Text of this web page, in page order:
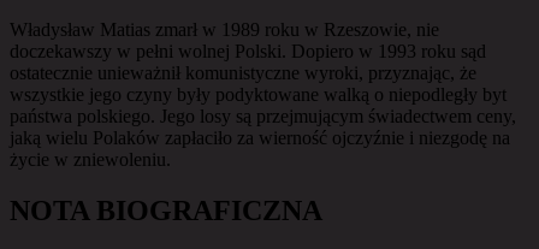
Władysław Matias zmarł w 1989 roku w Rzeszowie, nie
doczekawszy w pełni wolnej Polski. Dopiero w 1993 roku sąd
ostatecznie unieważnił komunistyczne wyroki, przyznając, że
wszystkie jego czyny były podyktowane walką o niepodległy byt
państwa polskiego. Jego losy są przejmującym świadectwem ceny,
jaką wielu Polaków zapłaciło za wierność ojczyźnie i niezgodę na
życie w zniewoleniu.
NOTA BIOGRAFICZNA